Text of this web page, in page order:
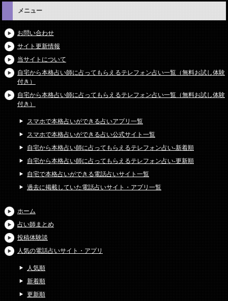
メニュー
お問い合わせ
サイト更新情報
当サイトについて
自宅から本格占い師に占ってもらえるテレフォン占い一覧（無料お試し体験
付き）
自宅から本格占い師に占ってもらえるテレフォン占い一覧（無料お試し体験
付き）
スマホで本格占いができる占いアプリ一覧
スマホで本格占いができる占い公式サイト一覧
自宅から本格占い師に占ってもらえるテレフォン占い-新着順
自宅から本格占い師に占ってもらえるテレフォン占い-更新順
自宅で本格占いができる電話占いサイト一覧
過去に掲載していた電話占いサイト・アプリ一覧
ホーム
占い師まとめ
投稿体験談
人気の電話占いサイト・アプリ
人気順
新着順
更新順